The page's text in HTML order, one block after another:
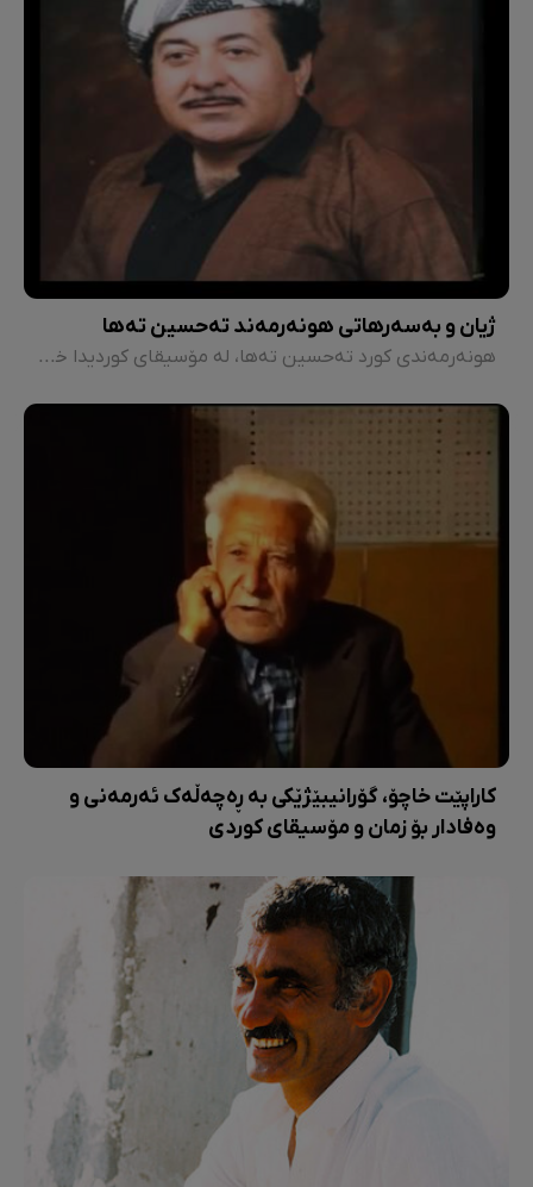
ژیان و بەسەرهاتی هونەرمەند تەحسین تەها
هونەرمەندی کورد تەحسین تەها، لە مۆسیقای کوردیدا خاوەن گەروو و دەنگێکی تایبەتە و هاوکات یەکێک لە پێشمەرگەکانی کوردستان بووە.
کاراپێت خاچۆ، گۆرانیبێژێکی بە ڕەچەڵەک ئەرمەنی و
وەفادار بۆ زمان و مۆسیقای کوردی